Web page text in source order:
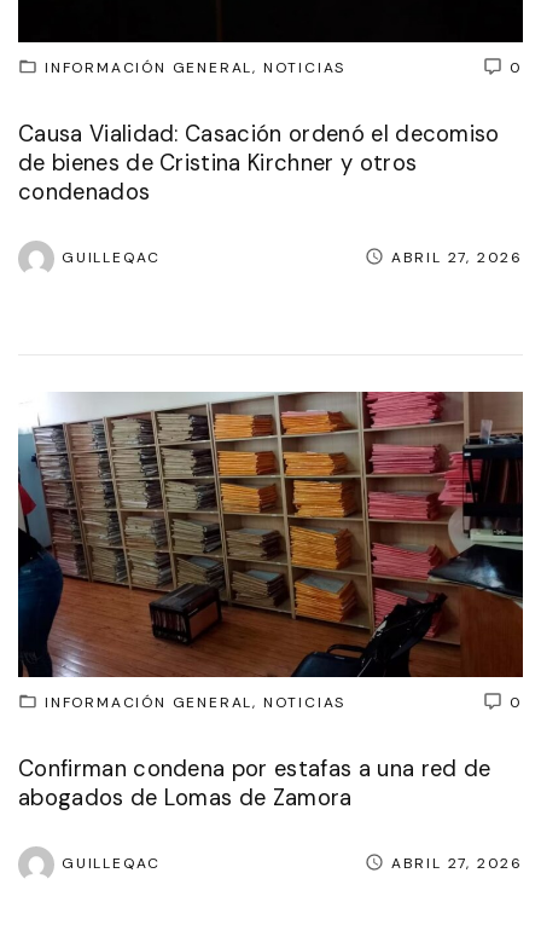
0
INFORMACIÓN GENERAL NOTICIAS
Causa Vialidad: Casación ordenó el decomiso
de bienes de Cristina Kirchner y otros
condenados
GUILLEQAC ABRIL 27, 2026
0
INFORMACIÓN GENERAL NOTICIAS
Confirman condena por estafas a una red de
abogados de Lomas de Zamora
GUILLEQAC ABRIL 27, 2026